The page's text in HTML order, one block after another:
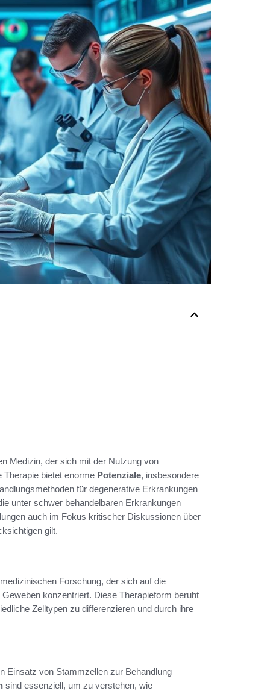
Medizin, der sich mit der Nutzung von
bietet enorme Potenziale, insbesondere
für degenerative Erkrankungen
unter schwer behandelbaren Erkrankungen
auch im Fokus kritischer Diskussionen über
gilt.
Forschung, der sich auf die
konzentriert. Diese Therapieform beruht
Zelltypen zu differenzieren und durch ihre
Einsatz von Stammzellen zur Behandlung
sind essenziell, um zu verstehen, wie